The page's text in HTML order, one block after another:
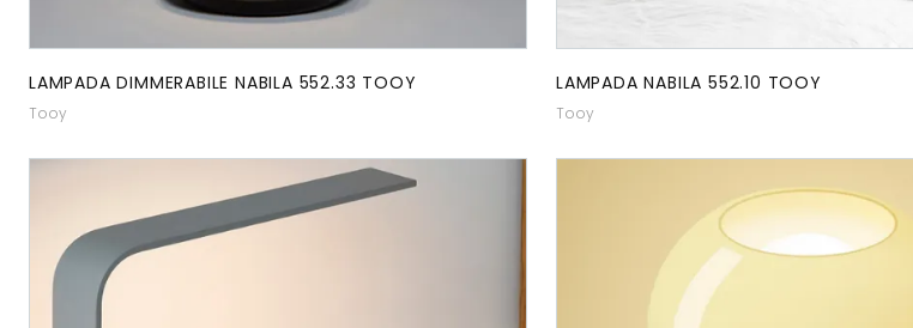
LAMPADA DIMMERABILE NABILA 552.33 TOOY
Tooy
LAMPADA NABILA 552.10 TOOY
Tooy